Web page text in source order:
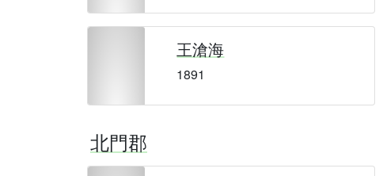
王滄海
1891
北門郡